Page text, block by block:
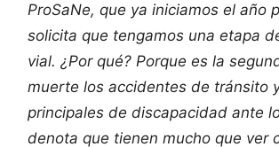
ProSaNe, que ya iniciamos el año
solicita que tengamos una etapa
vial. ¿Por qué? Porque es la
muerte los accidentes de tránsito
principales de discapacidad ante
denota que tienen mucho que ver